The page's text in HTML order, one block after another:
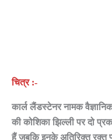
चित्र :-
कार्ल लैंडस्टेनर नामक
की कोशिका झिल्ली पर दो
हैं जबकि इनके अतिरिक्त रक्त